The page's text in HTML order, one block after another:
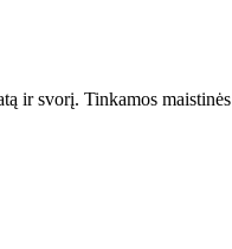
ir svorį. Tinkamos